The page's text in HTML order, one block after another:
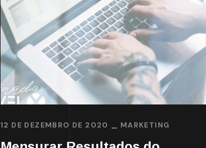
12 DE DEZEMBRO DE 2020 MARKETING